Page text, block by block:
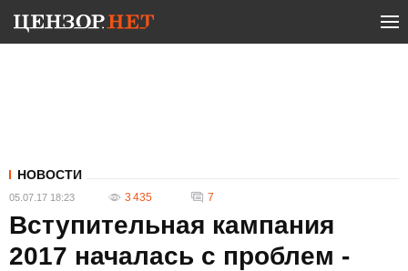
НОВОСТИ
05.07.17 18:23 3 435 7
Вступительная кампания
2017 началась с проблем -